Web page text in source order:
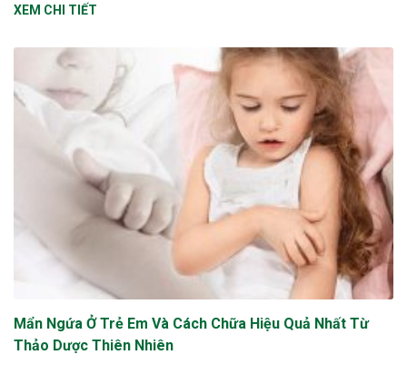
XEM CHI TIẾT
Mẩn Ngứa Ở Trẻ Em Và Cách Chữa Hiệu Quả Nhất Từ
Thảo Dược Thiên Nhiên